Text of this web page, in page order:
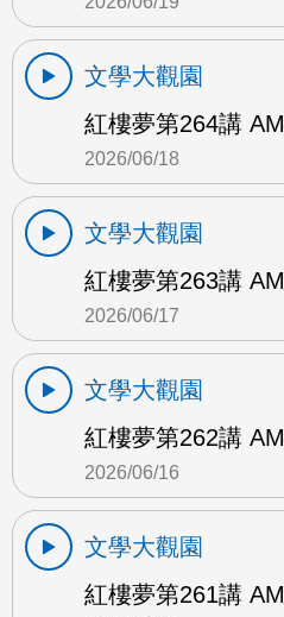
文學大觀園
紅樓夢第264講 AM
2026/06/18
文學大觀園
紅樓夢第263講 AM
2026/06/17
文學大觀園
紅樓夢第262講 AM
2026/06/16
文學大觀園
紅樓夢第261講 AM